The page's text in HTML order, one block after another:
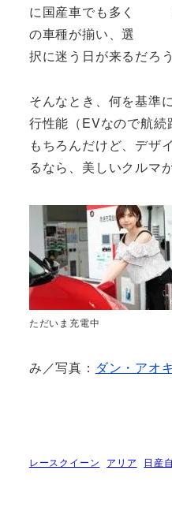
に国産車でも多く
の車種が揃い、選
択に迷う日が来るだろう
そんなとき、何を基準
行性能（EVなので航
もちろんだけど、デザ
るなら、美しいクルマ
ただいま充電中
み／写真： ダン・アオキ
レースクイーン アリア 日産